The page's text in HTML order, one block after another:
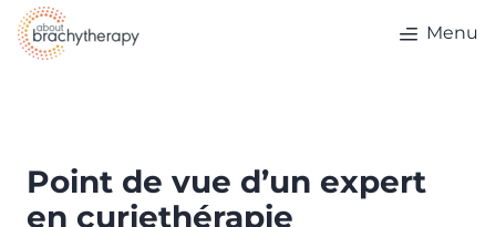
Skip to content
Menu
Point de vue d’un expert
en curiethérapie